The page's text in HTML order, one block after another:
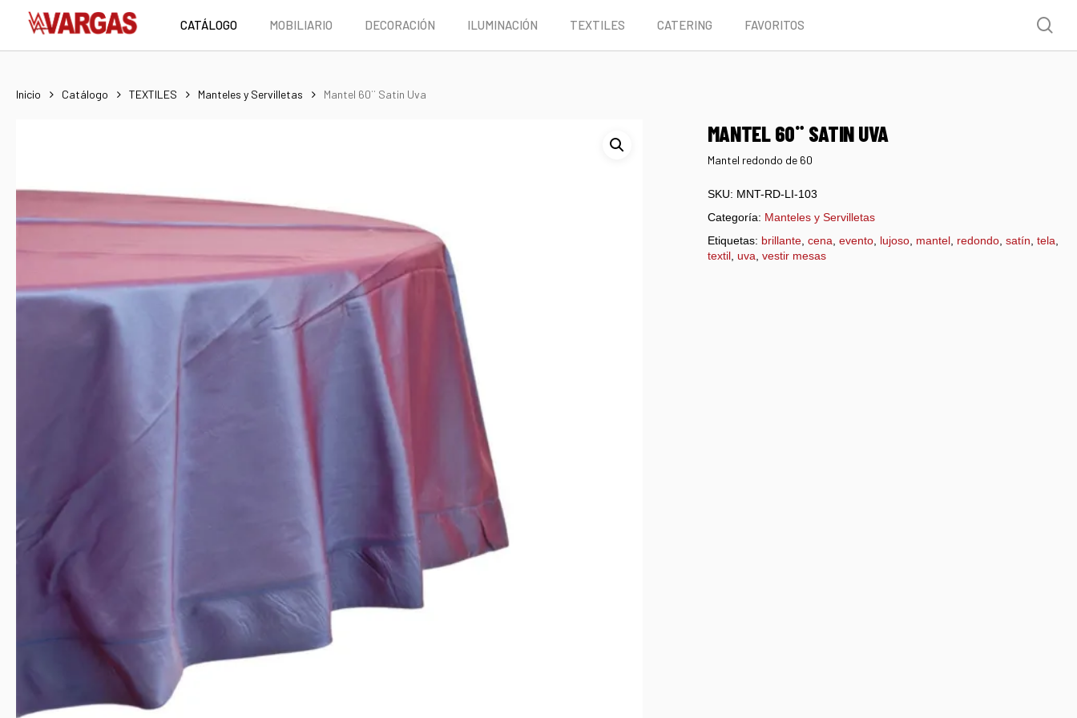
main
CATÁLOGO MOBILIARIO DECORACIÓN ILUMINACIÓN TEXTILES CATERING FAVORITOS
Inicio Catálogo TEXTILES Manteles y Servilletas Mantel 60¨ Satin Uva
MANTEL 60¨ SATIN UVA
Mantel redondo de 60
SKU: MNT-RD-LI-103
Categoría: Manteles y Servilletas
Etiquetas: brillante, cena evento, lujoso, mantel, redondo, satín tela
textil, uva vestir mesas